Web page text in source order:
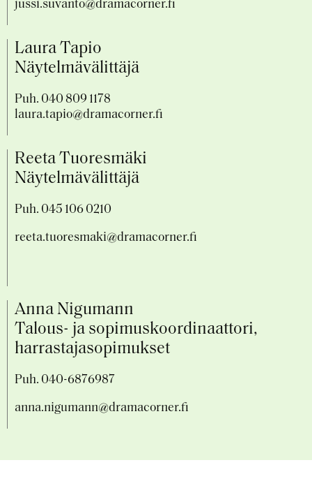
jussi.suvanto@dramacorner.fi
Laura Tapio
Näytelmävälittäjä
Puh. 040 809 1178
laura.tapio@dramacorner.fi
Reeta Tuoresmäki
Näytelmävälittäjä
Puh. 045 106 0210
reeta.tuoresmaki@dramacorner.fi
Anna Nigumann
Talous- ja sopimuskoordinaattori,
harrastajasopimukset
Puh. 040-6876987
anna.nigumann@dramacorner.fi